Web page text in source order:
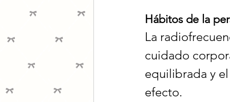
Hábitos de la
La
cuidado
equilibrada y
efecto.